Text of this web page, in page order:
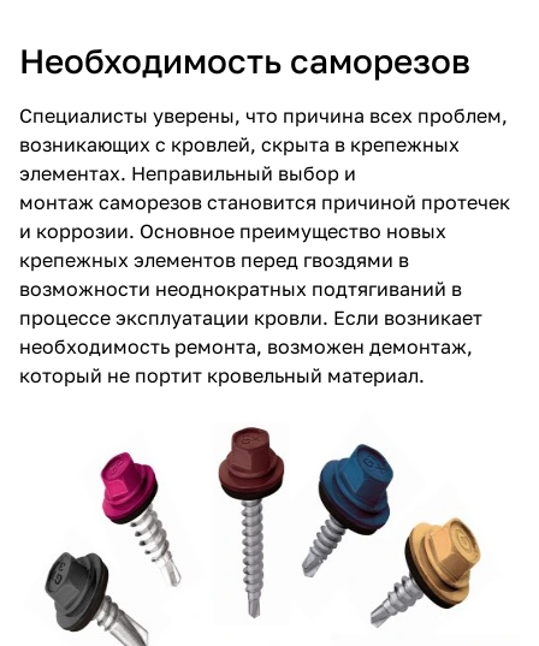
Необходимость саморезов
Специалисты уверены, что причина всех проблем,
возникающих с кровлей, скрыта в крепежных
элементах. Неправильный выбор и
монтаж саморезов становится причиной протечек
и коррозии. Основное преимущество новых
крепежных элементов перед гвоздями в
возможности неоднократных подтягиваний в
процессе эксплуатации кровли. Если возникает
необходимость ремонта, возможен демонтаж,
который не портит кровельный материал.